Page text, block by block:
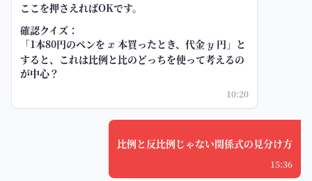
ここを押さえればOKです。
確認クイズ：
「1本80円のペンを x
x 本買ったとき、代金 y
y円」と
すると、これは比例と比のどっちを使って考えるの
が中心？
10:20
比例と反比例じゃない関係式の見分け方
15:36